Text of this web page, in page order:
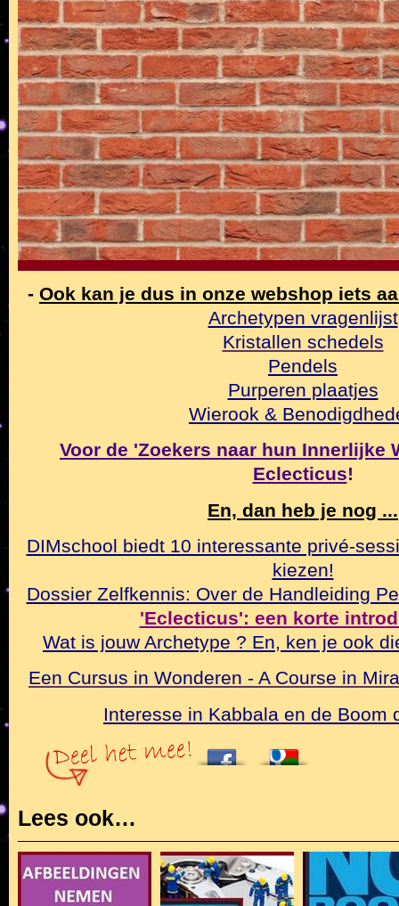
- Ook kan je dus in onze webshop iets
Archetypen vragenlijst
Kristallen schedels
Pendels
Purperen plaatjes
Wierook &
Voor de 'Zoekers naar hun Innerlijke
Eclecticus!
En, dan heb je nog ...
DIMschool biedt 10 interessante privé-
kiezen!
Dossier Zelfkennis: Over de Handleiding
'Eclecticus': een korte
Wat is jouw Archetype ? En, ken je ook
Een Cursus in Wonderen - A Course in
Interesse in Kabbala en de Boom
Lees ook…